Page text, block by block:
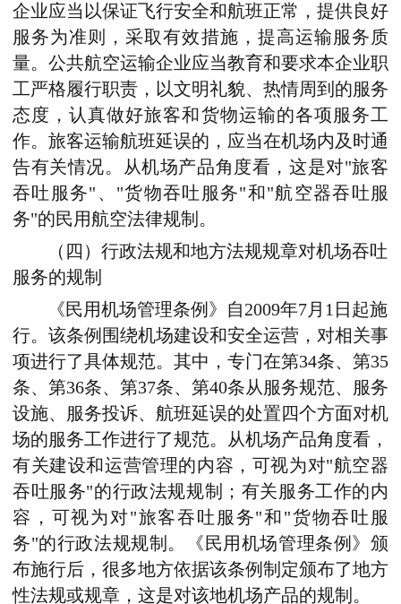
企业应当以保证飞行安全和航班正常，提供良好
服务为准则，采取有效措施，提高运输服务质
量。公共航空运输企业应当教育和要求本企业职
工严格履行职责，以文明礼貌、热情周到的服务
态度，认真做好旅客和货物运输的各项服务工
作。旅客运输航班延误的，应当在机场内及时通
告有关情况。从机场产品角度看，这是对"旅客
吞吐服务"、"货物吞吐服务"和"航空器吞吐服
务"的民用航空法律规制。
（四）行政法规和地方法规规章对机场吞吐
服务的规制
《民用机场管理条例》自2009年7月1日起施
行。该条例围绕机场建设和安全运营，对相关事
项进行了具体规范。其中，专门在第34条、第35
条、第36条、第37条、第40条从服务规范、服务
设施、服务投诉、航班延误的处置四个方面对机
场的服务工作进行了规范。从机场产品角度看，
有关建设和运营管理的内容，可视为对"航空器
吞吐服务"的行政法规规制；有关服务工作的内
容，可视为对"旅客吞吐服务"和"货物吞吐服
务"的行政法规规制。《民用机场管理条例》颁
布施行后，很多地方依据该条例制定颁布了地方
性法规或规章，这是对该地机场产品的规制。